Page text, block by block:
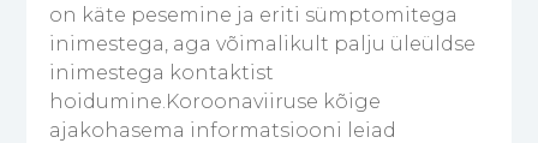
on käte pesemine ja eriti sümptomitega
inimestega, aga võimalikult palju üleüldse
inimestega kontaktist
hoidumine.Koroonaviiruse kõige
ajakohasema informatsiooni leiad